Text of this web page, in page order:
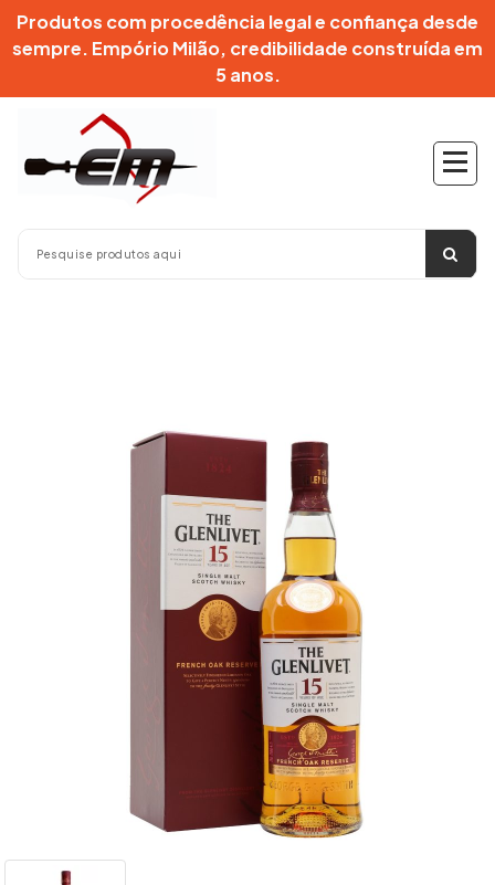
PularProdutos com procedência legal e confiança desde
sempre. Empório Milão, credibilidade construída em
5 anos.